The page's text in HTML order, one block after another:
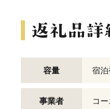
容量 宿
事業者 コー